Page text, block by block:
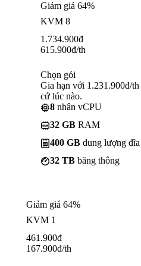
Giảm giá 64%
KVM 8
1.734.900đ
615.900đ/th
Chọn gói
Gia hạn với 1.231.900đ/
cứ lúc nào.
8 nhân vCPU
32 GB RAM
400 GB dung lượng
32 TB băng thông
Giảm giá 64%
KVM 1
461.900đ
167.900đ/th